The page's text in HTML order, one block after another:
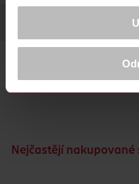
K provozu stránek,
médií, analýze návštěvnosti,
Více najdete vprohlášení o
Děkujeme za pochopení. >
Nezaměnitelná vůně
Nejčastějí nakupované